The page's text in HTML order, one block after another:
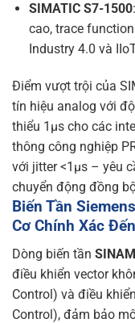
SIMATIC S7-1500
cao, trace
Industry 4.0 và
Điểm vượt trội của
tín hiệu analog với
thiểu 1µs cho các
thông công nghiệp
với jitter <1µs – yêu
chuyển động đồng
Biến Tần
Cơ Chính Xác
Dòng biến tần
điều khiển vector
Control) và điều
Control), đảm bảo